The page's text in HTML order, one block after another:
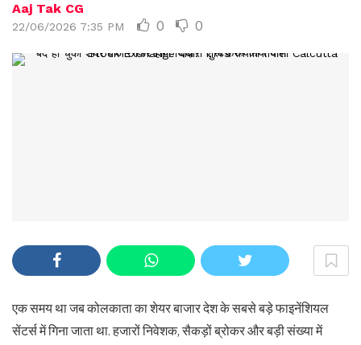
Aaj Tak CG
22/06/2026 7:35 PM 0 0
एक समय था जब कोलकाता का शेयर बाजार देश के सबसे बड़े फाइनेंशियल
सेंटर्स में गिना जाता था. हजारों निवेशक, सैकड़ों ब्रोकर और बड़ी संख्या में